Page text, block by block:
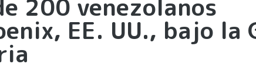
200 venezolanos
EE. UU., bajo la